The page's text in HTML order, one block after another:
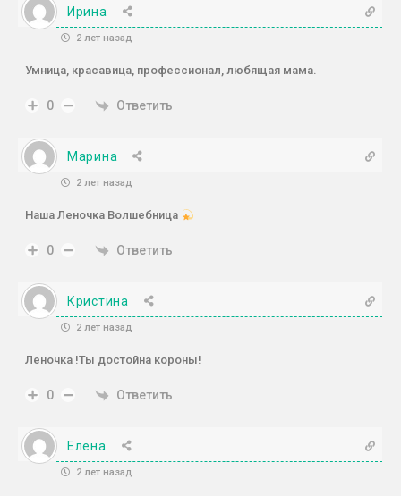
Ирина
2 лет назад
Умница, красавица, профессионал, любящая мама.
0 Ответить
Марина
2 лет назад
Наша Леночка Волшебница
0 Ответить
Кристина
2 лет назад
Леночка !Ты достойна короны!
0 Ответить
Елена
2 лет назад